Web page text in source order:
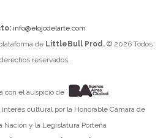
info@elojodelarte.com
de LittleBull Prod.© 2026 Todos
reservados.
con el auspicio de
cultural por la Honorable Cámara de
Nación y la Legislatura Porteña